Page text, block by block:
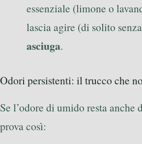
essenziale (limone o
lascia agire (di solito
asciuga.
Odori persistenti: il trucco che
Se l’odore di umido resta anche
prova così: